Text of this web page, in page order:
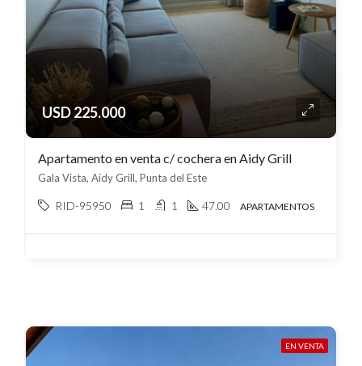
USD 225.000
Apartamento en venta c/ cochera en Aidy Grill
Gala Vista, Aidy Grill, Punta del Este
RID-95950 1 1 47.00 APARTAMENTOS
EN VENTA